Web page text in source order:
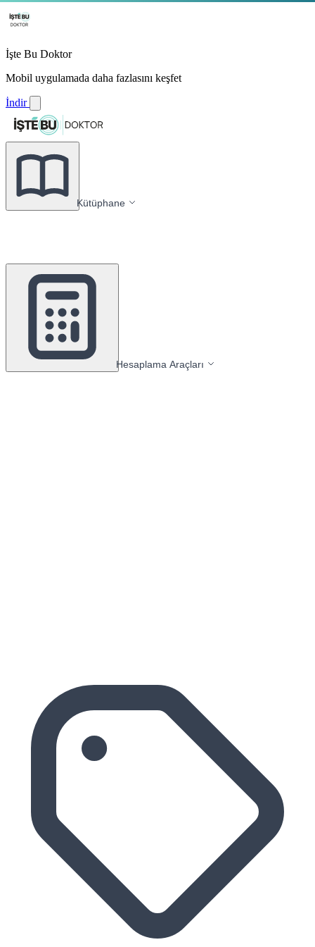
İşte Bu Doktor
Mobil uygulamada daha fazlasını keşfet
İndir
Kütüphane
Hesaplama Araçları